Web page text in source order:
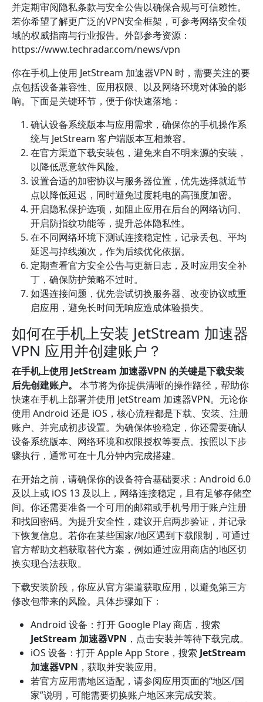
并定期审阅隐私条款与安全公告以确保合规与可信赖性。
若你希望了解更广泛的VPN安全框架，可参考网络安全领
域的权威指南与行业报告。外部参考资源：
https://www.techradar.com/news/vpn
你在手机上使用 JetStream 加速器VPN 时，需要关注的要
点包括设备兼容性、应用权限、以及网络环境对体验的影
响。下面是关键环节，便于你快速落地：
确认设备系统版本与应用需求，确保你的手机操作系
统与 JetStream 客户端版本互相兼容。
在官方渠道下载安装包，避免来自不明来源的安装，
以降低恶意软件风险。
设置合适的加密协议与服务器位置，优先选择就近节
点以降低延迟，同时避免过度耗电的高强度加密。
开启隐私保护选项，如阻止应用在后台的网络访问、
开启防指纹功能等，提升总体隐私性。
在不同网络环境下测试连接稳定性，记录丢包、平均
延迟与掉线频次，作为后续优化依据。
定期查看官方安全公告与更新日志，及时应用安全补
丁，确保防护策略不过时。
如遇连接问题，优先尝试切换服务器、改变协议或重
启应用，避免长时间无响应造成体验损失。
如何在手机上安装 JetStream 加速器
VPN 应用并创建账户？
在手机上使用 JetStream 加速器VPN 的关键是下载安装
后先创建账户。
本节将为你提供清晰的操作路径，帮助你
快速在手机上部署并使用 JetStream 加速器VPN。无论你
使用 Android 还是 iOS，核心流程都是下载、安装、注册
账户、并完成初步设置。为确保体验稳定，你还需要确认
设备系统版本、网络环境和权限授权等要点。按照以下步
骤执行，通常可在十几分钟内完成搭建。
在开始之前，请确保你的设备符合基础要求：Android 6.0
及以上或 iOS 13 及以上，网络连接稳定，且有足够存储空
间。你还需要准备一个可用的邮箱或手机号用于账户注册
和找回密码。为提升安全性，建议开启两步验证，并记录
下恢复信息。若你在某些国家/地区遇到下载限制，可通过
官方帮助文档获取替代方案，例如通过应用商店的地区切
换实现合法获取。
下载安装阶段，你应从官方渠道获取应用，以避免第三方
修改包带来的风险。具体步骤如下：
Android 设备：打开 Google Play 商店，搜索
JetStream 加速器VPN ，点击安装并等待下载完成。
iOS 设备：打开 Apple App Store，搜索 JetStream
加速器VPN ，获取并安装应用。
若官方应用需地区适配，请参阅应用页面的“地区/国
家”说明，可能需要切换账户地区来完成安装。